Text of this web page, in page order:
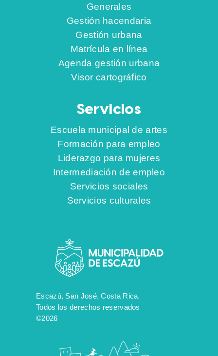
Generales
Gestión hacendaria
Gestión urbana
Matrícula en línea
Agenda gestión urbana
Visor cartográfico
Servicios
Escuela municipal de artes
Formación para empleo
Liderazgo para mujeres
Intermediación de empleo
Servicios sociales
Servicios culturales
Escazú, San José, Costa Rica.
Todos los derechos reservados
©2026